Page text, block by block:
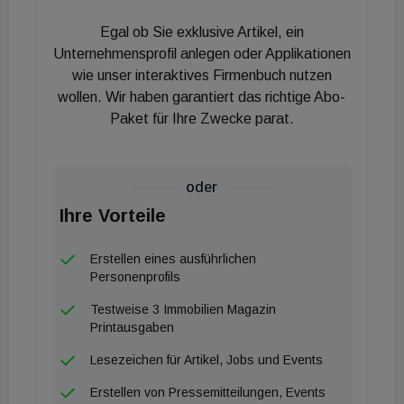
Erstbezugsneubauwohnungen erstmals im
Durchschnitt billiger, berichtet Martin Denner,
Abteilungsleiter Research. „In den Bezirken 3., 4.,
5., 8., 9., 11., 13., 14., 15., 16., 18. gingen die
Preise um rund 3,6 Prozent zurück“.
Haltung geprägt. Kein Wunder mit der KIM-
Verordnung. Sonja Kaspar, Otto-Abteilungsleiterin
Immobilienvermarktung Wohnen: „Auf Käuferseite
haben die aktuell verschärften
Kreditvergabevorschriften und das steigende
Zinsniveau dazu geführt, dass für viele private
Egal ob Sie exklusive Artikel, ein
Unternehmensprofil anlegen oder Applikationen
wie unser interaktives Firmenbuch nutzen
wollen. Wir haben garantiert das richtige Abo-
Paket für Ihre Zwecke parat.
oder
Ihre Vorteile
Erstellen eines ausführlichen
Personenprofils
Testweise 3 Immobilien Magazin
Printausgaben
Lesezeichen für Artikel, Jobs und Events
Erstellen von Pressemitteilungen, Events